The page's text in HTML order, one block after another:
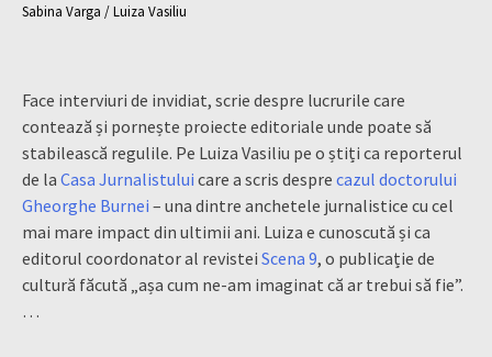
Sabina Varga / Luiza Vasiliu
Face interviuri de invidiat, scrie despre lucrurile care
contează și pornește proiecte editoriale unde poate să
stabilească regulile. Pe Luiza Vasiliu pe o știți ca reporterul
de la Casa Jurnalistului care a scris despre cazul doctorului
Gheorghe Burnei – una dintre anchetele jurnalistice cu cel
mai mare impact din ultimii ani. Luiza e cunoscută și ca
editorul coordonator al revistei Scena 9, o publicație de
cultură făcută „așa cum ne-am imaginat că ar trebui să fie”.
…